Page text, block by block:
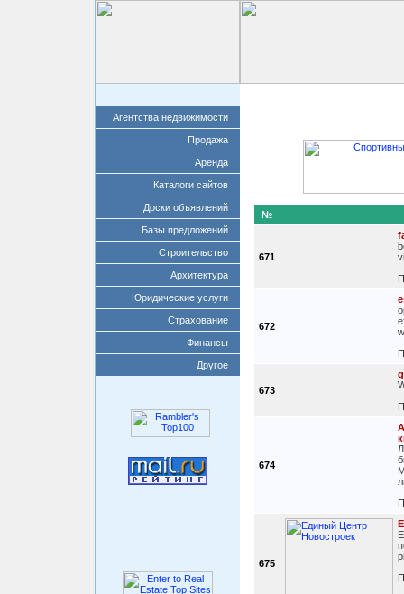
Агентства недвижимости
Продажа
Аренда
Каталоги сайтов
Доски объявлений
Базы предложений
Строительство
Архитектура
Юридические услуги
Страхование
Финансы
Другое
№
671
672
673
674
675